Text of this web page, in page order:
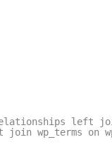
left join
wp_terms on